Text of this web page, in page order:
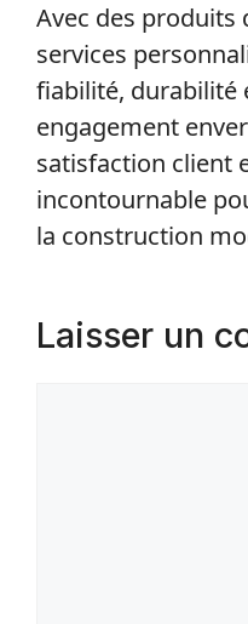
Avec des produits
services
fiabilité, durabilité
engagement
satisfaction client
incontournable
la construction
Laisser un